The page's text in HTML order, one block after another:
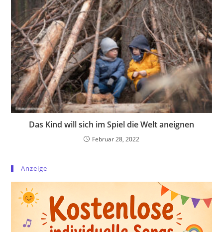
Das Kind will sich im Spiel die Welt aneignen
Februar 28, 2022
Anzeige